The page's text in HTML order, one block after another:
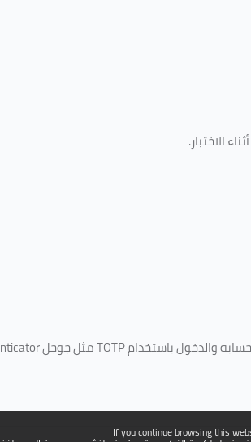
If you continue browsing this
الاختبار.
والدخول باستخدامTOTPمثل جوجل